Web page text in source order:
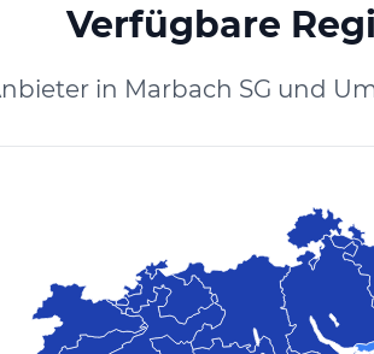
Verfügbare
in Marbach SG und